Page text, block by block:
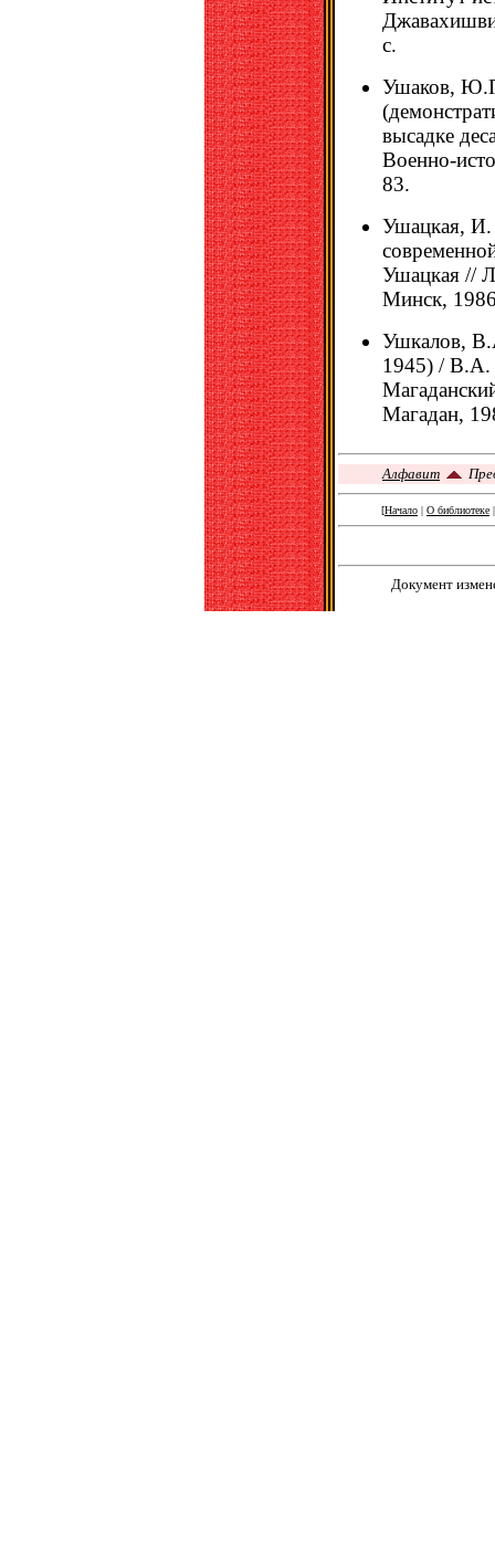
с.
Ушаков,
высадке
Военно-
83.
Ушацкая, И.
Ушацкая //
Минск,
Ушкалов,
1945) / В.А.
Магадан,
Алфавит
[Начало | О библиотеке
Документ